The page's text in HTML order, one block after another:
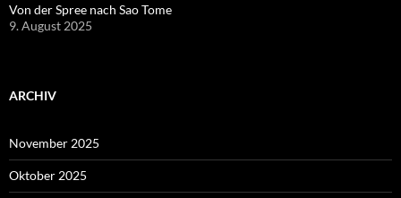
Von der Spree nach Sao Tome
9. August 2025
ARCHIV
November 2025
Oktober 2025